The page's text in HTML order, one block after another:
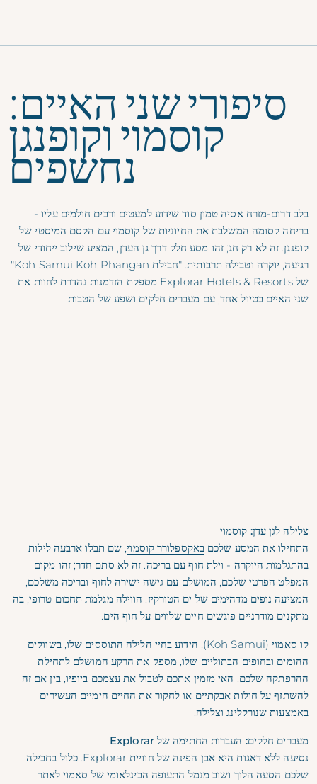
סיפורי שני האיים:
קוסמוי וקופנגן
נחשפים
בלב דרום-מזרח אסיה טמון סוד שידוע למעטים ורבים חולמים עליו -
בריחה קסומה המשלבת את החיוניות של קוסמוי עם הקסם המיסטי של
קופנגן. זה לא רק חג; זהו מסע חלק דרך גן העדן, המציע שילוב ייחודי של
רגיעה, יוקרה וטבילה תרבותית. "חבילת Koh Samui Koh Phangan"
של Explorar Hotels & Resorts מספקת הזדמנות נהדרת לחוות את
שני האיים בטיול אחד, עם מעברים חלקים ושפע של הטבות.
צלילה לגן עדן: קוסמוי
התחילו את המסע שלכם באקספלורר קוסמוי, שם תבלו ארבעה לילות
בהתגלמות היוקרה - וילת חוף עם בריכה. זה לא סתם חדר; זהו מקום
המפלט הפרטי שלכם, המושלם עם גישה ישירה לחוף ובריכה משלכם,
המציעה נופים מדהימים של ים הטורקיז. הווילה מגלמת תחכום טרופי, בה
מתקנים מודרניים פוגשים חיים שלווים על חוף הים.
קו סאמוי (Koh Samui), הידוע בחיי הלילה התוססים שלו, בשווקים
ההומים ובחופים הבתוליים שלו, מספק את הרקע המושלם לתחילת
ההרפתקה שלכם. האי מזמין אתכם לטבול את עצמכם ביופיו, בין אם זה
להשתזף על חולות אבקתיים או לחקור את החיים הימיים העשירים
באמצעות שנורקלינג וצלילה.
מעברים חלקים: העברות החתימה של Explorar
נסיעה ללא דאגות היא אבן הפינה של חוויית Explorar. כלול בחבילה
שלכם הסעה הלוך ושוב מנמל התעופה הבינלאומי של סאמוי לאתר